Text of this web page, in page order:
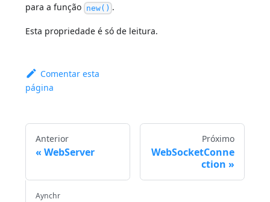
para a função new() .
Esta propriedade é só de leitura.
Comentar esta
página
Anterior
WebServer
Próximo
WebSocketConne
ction
Aynchr